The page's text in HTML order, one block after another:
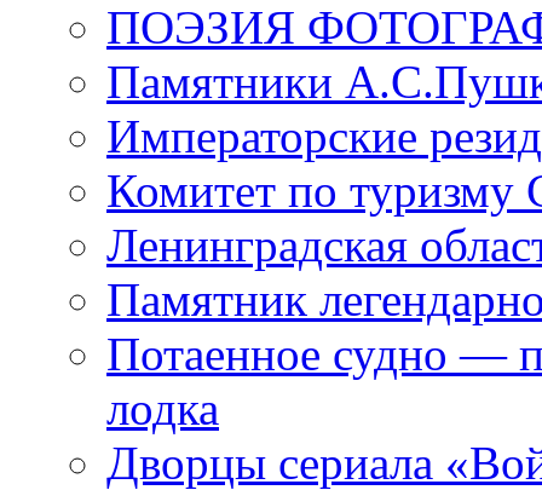
ПОЭЗИЯ
Памятники
Императорские
Комитет по туризму
Ленинградская
Памятник
Потаенное судно —
лодка
Дворцы сериала